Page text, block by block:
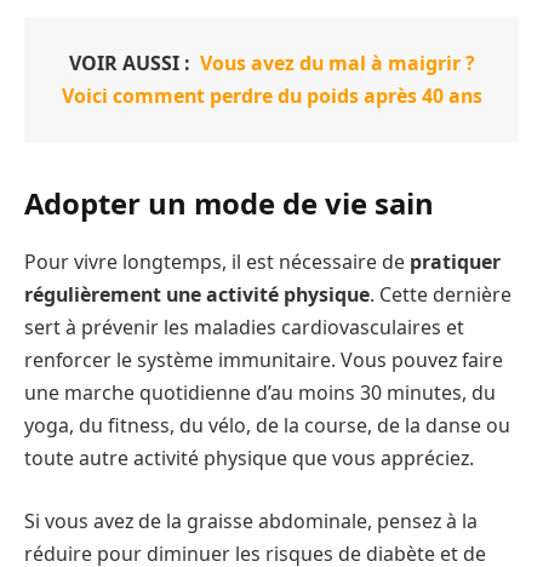
VOIR AUSSI : Vous avez du mal à maigrir ?
Voici comment perdre du poids après 40 ans
Adopter un mode de vie sain
Pour vivre longtemps, il est nécessaire de pratiquer
régulièrement une activité physique. Cette dernière
sert à prévenir les maladies cardiovasculaires et
renforcer le système immunitaire. Vous pouvez faire
une marche quotidienne d’au moins 30 minutes, du
yoga, du fitness, du vélo, de la course, de la danse ou
toute autre activité physique que vous appréciez.
Si vous avez de la graisse abdominale, pensez à la
réduire pour diminuer les risques de diabète et de